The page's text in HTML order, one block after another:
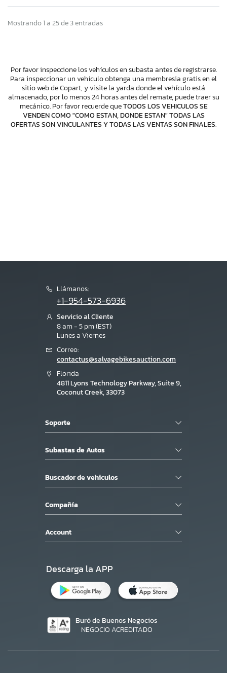
Mostrando 1 a 25 de 3 entradas
Por favor inspeccione los vehículos en subasta antes de registrarse.
Para inspeccionar un vehículo obtenga una membresia gratis en el
sitio web de Copart, y visite la yarda donde el vehículo está
almacenado, por lo menos 24 horas antes del remate, puede traer su
mecánico. Por favor recuerde queTODOS LOS VEHICULOS SE
VENDEN COMO "COMO ESTAN, DONDE ESTAN" TODAS LAS
OFERTAS SON VINCULANTES Y TODAS LAS VENTAS SON FINALES.
Llámanos:
+1-954-573-6936
Servicio al Cliente
8 am - 5 pm (EST)
Lunes a Viernes
Correo:
contactus@salvagebikesauction.com
Florida
4811 Lyons Technology Parkway, Suite 9,
Coconut Creek, 33073
Soporte
Subastas de Autos
Buscador de vehiculos
Compañía
Account
Descarga la APP
Buró de Buenos Negocios
NEGOCIO ACREDITADO